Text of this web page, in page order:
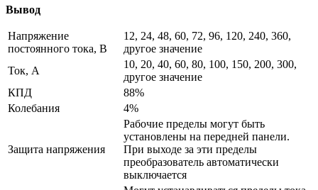
Вывод
Напряжение
постоянного тока, В
12, 24, 48, 60, 72, 96, 120, 240, 360,
другое значение
Ток, А
10, 20, 40, 60, 80, 100, 150, 200, 300,
другое значение
КПД
88%
Колебания
4%
Защита напряжения
Рабочие пределы могут быть
установлены на передней панели.
При выходе за эти пределы
преобразователь автоматически
выключается